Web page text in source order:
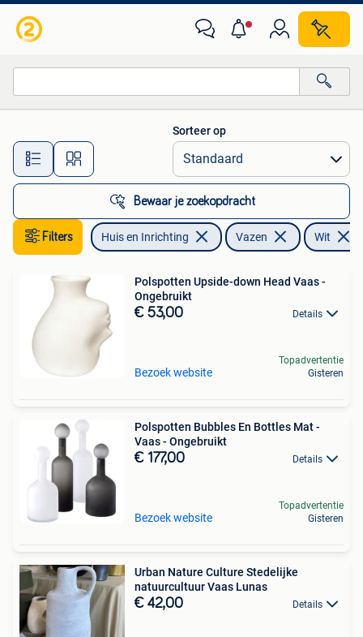
Alle afstanden…
Sorteer op
Bewaar je zoekopdracht
Filters Huis en Inrichting Vazen Wit
Polspotten Upside-down Head Vaas -
Ongebruikt
€ 53,00 Details
Bezoek website
Topadvertentie
Gisteren
Polspotten Bubbles En Bottles Mat -
Vaas - Ongebruikt
€ 177,00 Details
Bezoek website
Topadvertentie
Gisteren
Urban Nature Culture Stedelijke
natuurcultuur Vaas Lunas
€ 42,00 Details